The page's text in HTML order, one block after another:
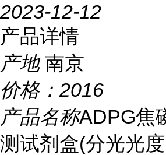
2023-12-12
产品详情
产地 南京
价格： 2016
产品名称ADPG焦
测试剂盒(分光光